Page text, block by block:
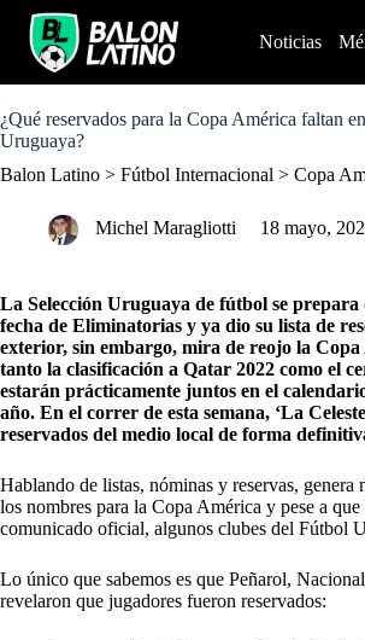
o
c
n
Noticias
¿Qué reservados para la Copa América faltan
Uruguaya?
Balon Latino > Fútbol Internacional > Copa
Michel Maragliotti 18 mayo,
La Selección Uruguaya de fútbol se
fecha de Eliminatorias y ya dio su lista de
exterior, sin embargo, mira de reojo la
tanto la clasificación a Qatar 2022 como el
estarán prácticamente juntos en el
año. En el correr de esta semana, ‘La
reservados del medio local de forma
Hablando de listas, nóminas y reservas, genera
los nombres para la Copa América y pese a
comunicado oficial, algunos clubes del Fútbol
Lo único que sabemos es que Peñarol,
revelaron que jugadores fueron reservados: